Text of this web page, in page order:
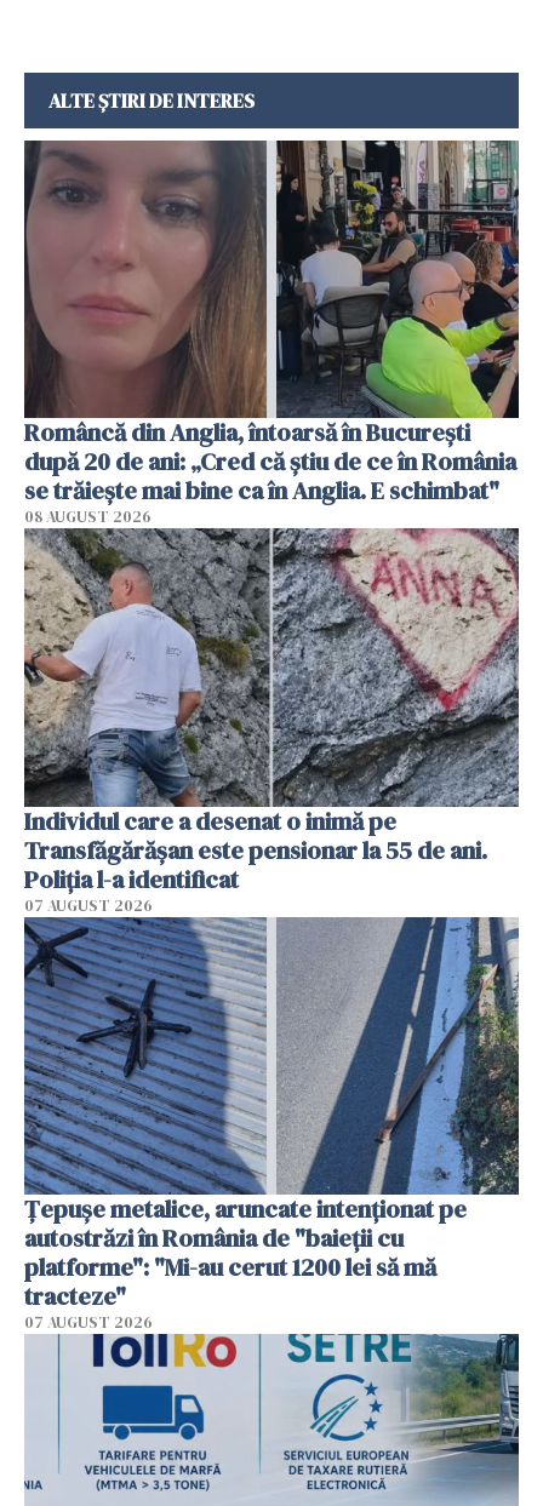
ALTE ȘTIRI DE INTERES
Româncă din Anglia, întoarsă în București
după 20 de ani: „Cred că știu de ce în România
se trăiește mai bine ca în Anglia. E schimbat"
08 AUGUST 2026
Individul care a desenat o inimă pe
Transfăgărășan este pensionar la 55 de ani.
Poliția l-a identificat
07 AUGUST 2026
Țepușe metalice, aruncate intenționat pe
autostrăzi în România de "baieții cu
platforme": "Mi-au cerut 1200 lei să mă
tracteze"
07 AUGUST 2026